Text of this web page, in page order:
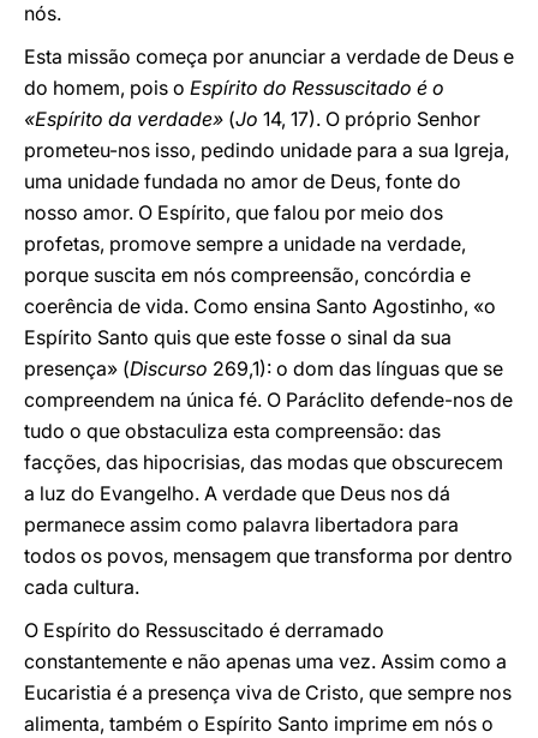
nós.
Esta missão começa por anunciar a verdade de Deus e
do homem, pois o Espírito do Ressuscitado é o
«Espírito da verdade» (Jo 14, 17). O próprio Senhor
prometeu-nos isso, pedindo unidade para a sua Igreja,
uma unidade fundada no amor de Deus, fonte do
nosso amor. O Espírito, que falou por meio dos
profetas, promove sempre a unidade na verdade,
porque suscita em nós compreensão, concórdia e
coerência de vida. Como ensina Santo Agostinho, «o
Espírito Santo quis que este fosse o sinal da sua
presença» (Discurso 269,1): o dom das línguas que se
compreendem na única fé. O Paráclito defende-nos de
tudo o que obstaculiza esta compreensão: das
facções, das hipocrisias, das modas que obscurecem
a luz do Evangelho. A verdade que Deus nos dá
permanece assim como palavra libertadora para
todos os povos, mensagem que transforma por dentro
cada cultura.
O Espírito do Ressuscitado é derramado
constantemente e não apenas uma vez. Assim como a
Eucaristia é a presença viva de Cristo, que sempre nos
alimenta, também o Espírito Santo imprime em nós o